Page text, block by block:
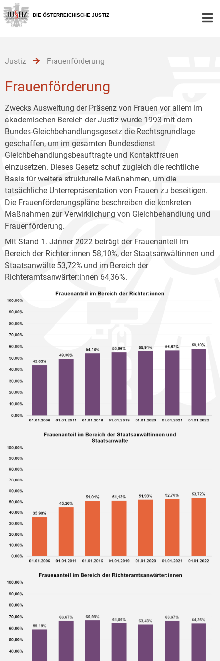
Zur
Hauptnavigation
[1]
Zum
Inhalt
[2]
Zum
Untermenü
[3]
DIE ÖSTERREICHISCHE JUSTIZ
Justiz Frauenförderung
Frauenförderung
Zwecks Ausweitung der Präsenz von Frauen vor allem im
akademischen Bereich der Justiz wurde 1993 mit dem
Bundes-Gleichbehandlungsgesetz die Rechtsgrundlage
geschaffen, um im gesamten Bundesdienst
Gleichbehandlungsbeauftragte und Kontaktfrauen
einzusetzen. Dieses Gesetz schuf zugleich die rechtliche
Basis für weitere strukturelle Maßnahmen, um die
tatsächliche Unterrepräsentation von Frauen zu beseitigen.
Die Frauenförderungspläne beschreiben die konkreten
Maßnahmen zur Verwirklichung von Gleichbehandlung und
Frauenförderung.
Mit Stand 1. Jänner 2022 beträgt der Frauenanteil im
Bereich der Richter:innen 58,10%, der Staatsanwältinnen und
Staatsanwälte 53,72% und im Bereich der
Richteramtsanwärter:innen 64,36%.